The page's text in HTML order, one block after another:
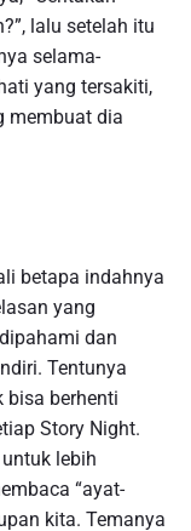
lalu setelah itu
selama-
yang tersakiti,
membuat dia
betapa indahnya
yang
dan
Tentunya
bisa berhenti
Story Night.
lebih
“ayat-
kita. Temanya